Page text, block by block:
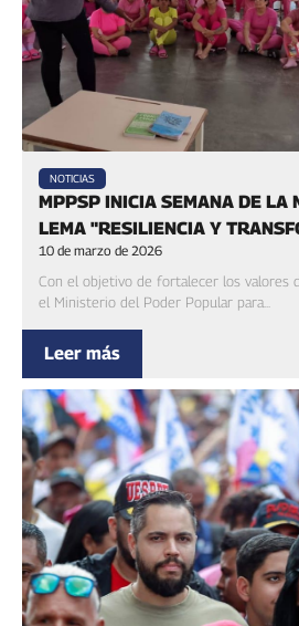
NOTICIAS
MPPSP INICIA SEMANA DE LA
LEMA "RESILIENCIA Y
10 de marzo de 2026
Con el objetivo de fortalecer los valores
el Ministerio del Poder Popular para...
Leer más